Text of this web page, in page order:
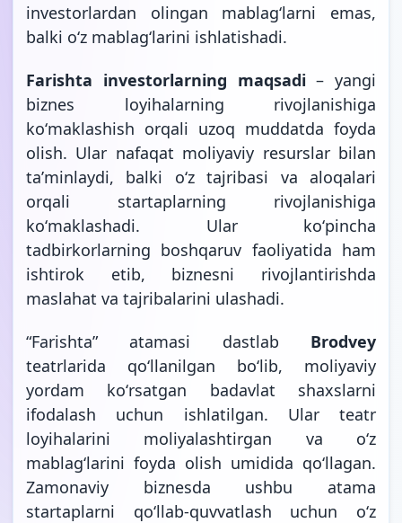
investorlardan olingan mablagʻlarni emas,
balki oʻz mablagʻlarini ishlatishadi.
Farishta investorlarning maqsadi– yangi
biznes loyihalarning rivojlanishiga
koʻmaklashish orqali uzoq muddatda foyda
olish. Ular nafaqat moliyaviy resurslar bilan
taʼminlaydi, balki oʻz tajribasi va aloqalari
orqali startaplarning rivojlanishiga
koʻmaklashadi. Ular koʻpincha
tadbirkorlarning boshqaruv faoliyatida ham
ishtirok etib, biznesni rivojlantirishda
maslahat va tajribalarini ulashadi.
“Farishta” atamasi dastlab Brodvey
teatrlarida qoʻllanilgan boʻlib, moliyaviy
yordam koʻrsatgan badavlat shaxslarni
ifodalash uchun ishlatilgan. Ular teatr
loyihalarini moliyalashtirgan va oʻz
mablagʻlarini foyda olish umidida qoʻllagan.
Zamonaviy biznesda ushbu atama
startaplarni qoʻllab-quvvatlash uchun oʻz